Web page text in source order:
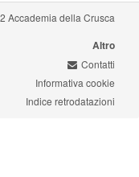
Accademia della Crusca
Altro
Contatti
Informativa cookie
Indice retrodatazioni